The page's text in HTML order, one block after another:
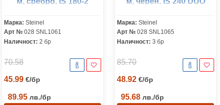
Марка: Steinel
Арт № 028 SNL1061
Наличност: 2 бр
70.58
45.99 €/бр
89.95 лв./бр
Марка: Steinel
Арт № 028 SNL1065
Наличност: 3 бр
85.70
48.92 €/бр
95.68 лв./бр